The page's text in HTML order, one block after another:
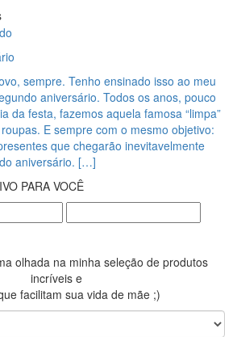
sempre. Tenho ensinado isso ao meu
aniversário. Todos os anos, pouco
da festa, fazemos aquela famosa “limpa”
E sempre com o mesmo objetivo:
que chegarão inevitavelmente
aniversário. […]
PARA VOCÊ
olhada na minha seleção de produtos
incríveis e
facilitam sua vida de mãe ;)